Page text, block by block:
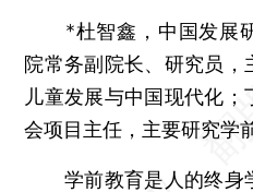
*杜智鑫，中国发展研
院常务副院长、研究员，
儿童发展与中国现代化
会项目主任，主要研究学
学前教育是人的终身